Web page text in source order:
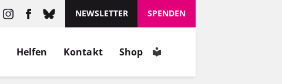
NEWSLETTER SPENDEN
Helfen Kontakt Shop